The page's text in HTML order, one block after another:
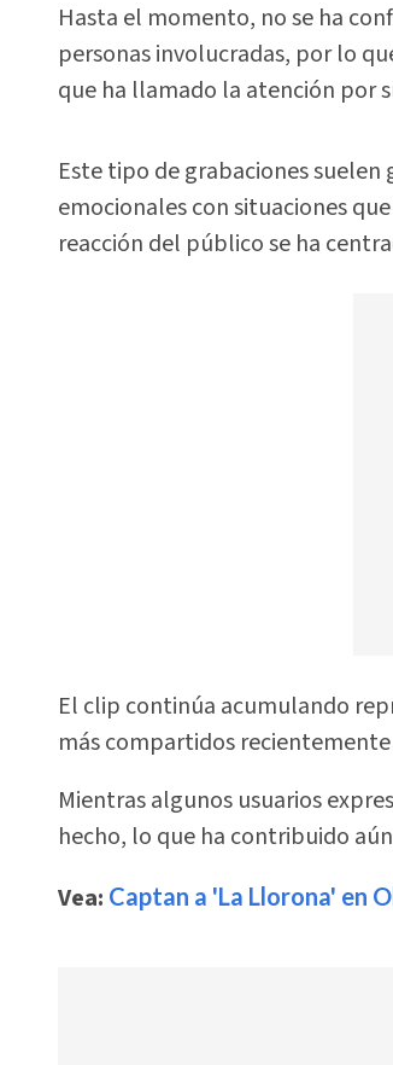
Hasta el momento, no se ha
personas involucradas, por lo
que ha llamado la atención por
Este tipo de grabaciones
emocionales con situaciones
reacción del público se ha
El clip continúa acumulando
más compartidos
Mientras algunos usuarios
hecho, lo que ha contribuido
Vea: Captan a 'La Llorona' en